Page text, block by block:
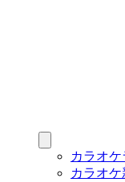
カラオ
カラオケ